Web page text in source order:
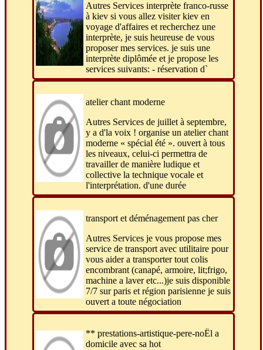
Autres Services interprète franco-russe
à kiev si vous allez visiter kiev en
voyage d'affaires et recherchez une
interprète, je suis heureuse de vous
proposer mes services. je suis une
interprète diplômée et je propose les
services suivants: - réservation d`
atelier chant moderne
Autres Services de juillet à septembre,
y a d'la voix ! organise un atelier chant
moderne « spécial été ». ouvert à tous
les niveaux, celui-ci permettra de
travailler de manière ludique et
collective la technique vocale et
l'interprétation. d'une durée
transport et déménagement pas cher
Autres Services je vous propose mes
service de transport avec utilitaire pour
vous aider a transporter tout colis
encombrant (canapé, armoire, lit;frigo,
machine a laver etc...)je suis disponible
7/7 sur paris et région parisienne je suis
ouvert a toute négociation
** prestations-artistique-pere-noËl a
domicile avec sa hot